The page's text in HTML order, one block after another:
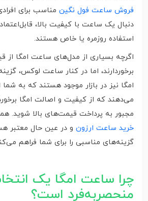
فروش ساعت فول نگین مناسب برای
دنبال یک ساعت با کیفیت بالا،
استفاده روزمره یا خاص هستند.
اگرچه بسیاری از مدل‌های ساعت امگا از
برخوردارند، اما در کنار ساعت لوکس،
امگا نیز در بازار موجود هستند که به شما
می‌دهند که از کیفیت و اصالت امگا
مجبور به پرداخت قیمت‌های بالا شوید.
خرید ساعت ارزون و در عین حال معتبر
گزینه‌های مناسبی را برای شما فراهم
چرا ساعت امگا یک
منحصربه‌فرد است؟